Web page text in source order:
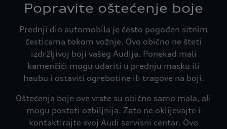
Popravite oštećenje boje
Prednji dio automobila je često pogođen sitnim
česticama tokom vožnje. Ovo obično ne šteti
izdržljivoj boji vašeg Audija. Ponekad mali
kamenčići mogu udariti u prednju masku ili
haubu i ostaviti ogrebotine ili tragove na boji.
Oštećenja boje ove vrste su obično samo mala, ali
mogu postati ozbiljnija. Zato ne oklijevajte i
kontaktirajte svoj Audi servisni centar. Ovo